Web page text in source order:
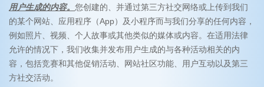
用户生成的内容。 您创建的、并通过第三方社交网络或上传到我们
的某个网站、应用程序（App）及小程序而与我们分享的任何内容，
例如照片、视频、个人故事或其他类似的媒体或内容。在适用法律
允许的情况下，我们收集并发布用户生成的与各种活动相关的内
容，包括竞赛和其他促销活动、网站社区功能、用户互动以及第三
方社交活动。